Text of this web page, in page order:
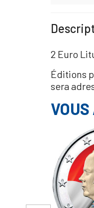
2 Euro
Éditions
sera